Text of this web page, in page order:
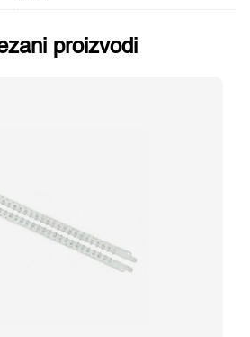
proizvodi